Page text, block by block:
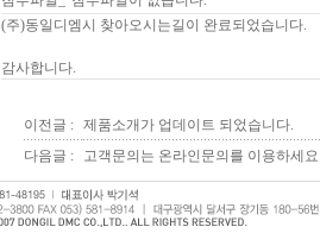
(주)동일디엠시 찾아오시는길이 완료되었습니다.
감사합니다.
이전글 :
제품소개가 업데이트 되었습니다.
다음글 :
고객문의는 온라인문의를 이용하세